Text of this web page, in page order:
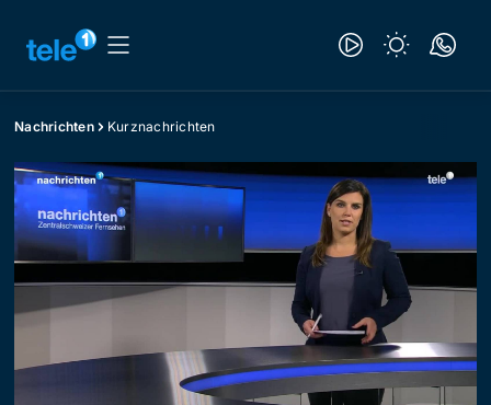
Nachrichten Kurznachrichten